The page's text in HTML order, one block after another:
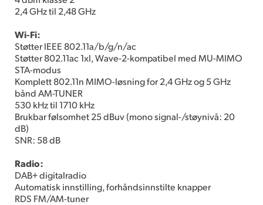
2,4 GHz til 2,48 GHz
Wi-Fi:
Støtter lEEE 802.11a/b/g/n/ac
Støtter 802.11ac 1xl, Wave-2-kompatibel med MU-MIMO
STA-modus
Komplett 802.11n MIMO-løsning for 2,4 GHz og 5 GHz
bånd AM-TUNER
530 kHz til 1710 kHz
Brukbar følsomhet 25 dBuv (mono signal-/støynivå: 20
dB)
SNR: 58 dB
Radio:
DAB+ digitalradio
Automatisk innstilling, forhåndsinnstilte knapper
RDS FM/AM-tuner